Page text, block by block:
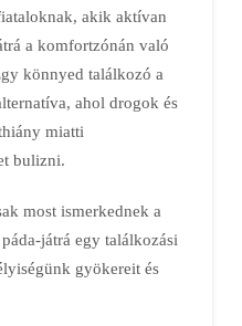
akik aktívan
a komfortzónán való
könnyed találkozó a
ahol drogok és
miatti
bulizni.
most ismerkednek a
játrá egy találkozási
gyökereit és